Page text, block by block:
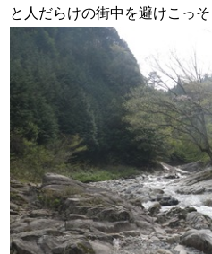
と人だらけの街中を避けこっ